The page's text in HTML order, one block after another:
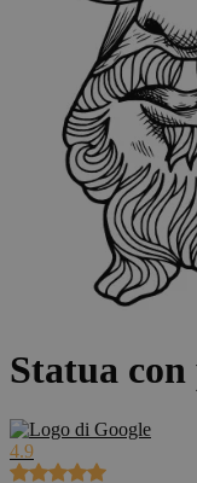
Statua
4.9